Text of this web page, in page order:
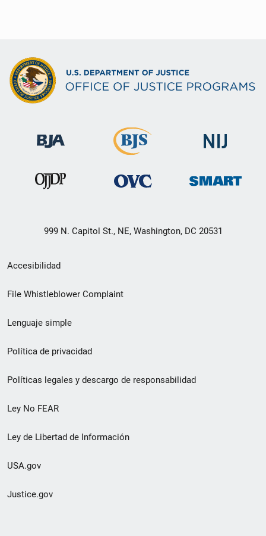
999 N. Capitol St., NE, Washington, DC 20531
Menú
de
de
pie
de
página
Accesibilidad
File Whistleblower Complaint
Lenguaje simple
Política de privacidad
Políticas legales y descargo de responsabilidad
Ley No FEAR
Ley de Libertad de Información
USA.gov
Justice.gov